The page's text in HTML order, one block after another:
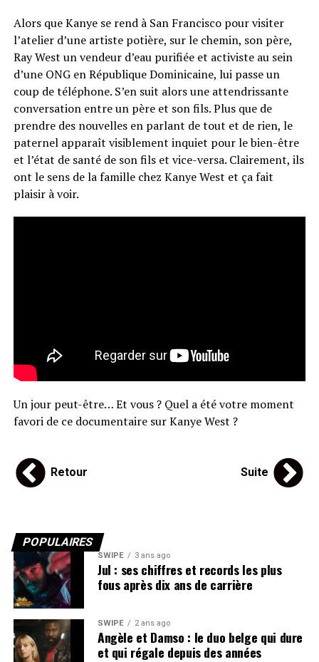
Alors que Kanye se rend à San Francisco pour visiter
l’atelier d’une artiste potière, sur le chemin, son père,
Ray West un vendeur d’eau purifiée et activiste au sein
d’une ONG en République Dominicaine, lui passe un
coup de téléphone. S’en suit alors une attendrissante
conversation entre un père et son fils. Plus que de
prendre des nouvelles en parlant de tout et de rien, le
paternel apparaît visiblement inquiet pour le bien-être
et l’état de santé de son fils et vice-versa. Clairement, ils
ont le sens de la famille chez Kanye West et ça fait
plaisir à voir.
Un jour peut-être… Et vous ? Quel a été votre moment
favori de ce documentaire sur Kanye West ?
Retour Suite
POPULAIRES
SWIPE 3 ans ago
Jul : ses chiffres et records les plus
fous après dix ans de carrière
SWIPE 2 ans ago
Angèle et Damso : le duo belge qui dure
et qui régale depuis des années